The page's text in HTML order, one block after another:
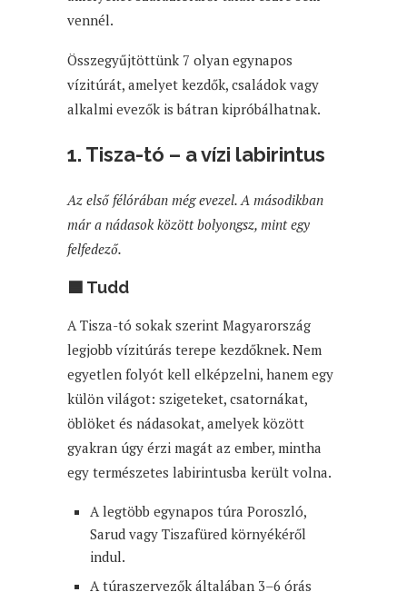
vennél.
Összegyűjtöttünk 7 olyan egynapos
vízitúrát, amelyet kezdők, családok vagy
alkalmi evezők is bátran kipróbálhatnak.
1. Tisza-tó – a vízi labirintus
Az első félórában még evezel. A másodikban
már a nádasok között bolyongsz, mint egy
felfedező.
🟦 Tudd
A Tisza-tó sokak szerint Magyarország
legjobb vízitúrás terepe kezdőknek. Nem
egyetlen folyót kell elképzelni, hanem egy
külön világot: szigeteket, csatornákat,
öblöket és nádasokat, amelyek között
gyakran úgy érzi magát az ember, mintha
egy természetes labirintusba került volna.
A legtöbb egynapos túra Poroszló,
Sarud vagy Tiszafüred környékéről
indul.
A túraszervezők általában 3–6 órás